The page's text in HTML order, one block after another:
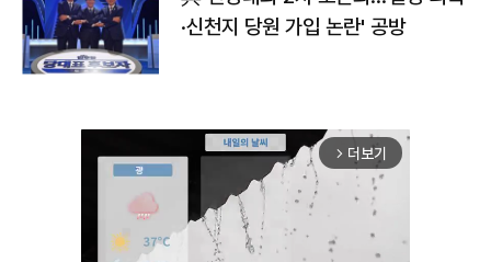
·신천지 당원 가입 논란' 공방
arrow_forward_ios 더보기